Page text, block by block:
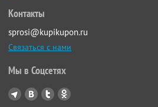
Контакты
sprosi@kupikupon.ru
Связаться с нами
Мы в Соцсетях